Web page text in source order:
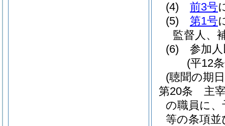
(4)
前3号
(5)
第1号
監督人、
(6)
参加
(平12
(聴聞の期
第20条
主
の職員に
等の条項